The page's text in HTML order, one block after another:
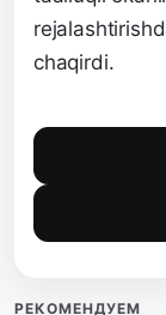
chaqirdi.
РЕКОМЕНДУЕМ